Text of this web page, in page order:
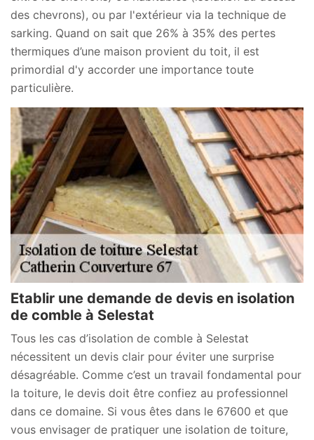
des chevrons), ou par l'extérieur via la technique de
sarking. Quand on sait que 26% à 35% des pertes
thermiques d’une maison provient du toit, il est
primordial d'y accorder une importance toute
particulière.
Etablir une demande de devis en isolation
de comble à Selestat
Tous les cas d’isolation de comble à Selestat
nécessitent un devis clair pour éviter une surprise
désagréable. Comme c’est un travail fondamental pour
la toiture, le devis doit être confiez au professionnel
dans ce domaine. Si vous êtes dans le 67600 et que
vous envisager de pratiquer une isolation de toiture,